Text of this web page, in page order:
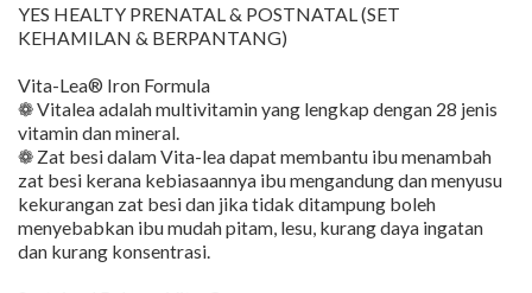
YES HEALTY PRENATAL & POSTNATAL (SET
KEHAMILAN & BERPANTANG)
Vita-Lea® Iron Formula
❁ Vitalea adalah multivitamin yang lengkap dengan 28 jenis
vitamin dan mineral.
❁ Zat besi dalam Vita-lea dapat membantu ibu menambah
zat besi kerana kebiasaannya ibu mengandung dan menyusu
kekurangan zat besi dan jika tidak ditampung boleh
menyebabkan ibu mudah pitam, lesu, kurang daya ingatan
dan kurang konsentrasi.